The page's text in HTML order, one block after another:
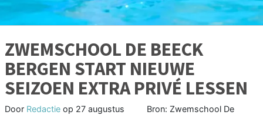
ZWEMSCHOOL DE BEECK
BERGEN START NIEUWE
SEIZOEN EXTRA PRIVÉ LESSEN
Door Redactie op 27 augustus
Bron: Zwemschool De